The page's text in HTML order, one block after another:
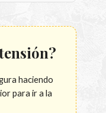
haciendo
para ir a la